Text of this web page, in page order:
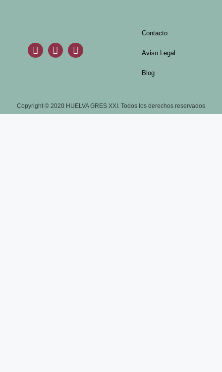
Contacto
Aviso Legal
Blog
Copyright © 2020 HUELVA GRES XXI. Todos los derechos reservados